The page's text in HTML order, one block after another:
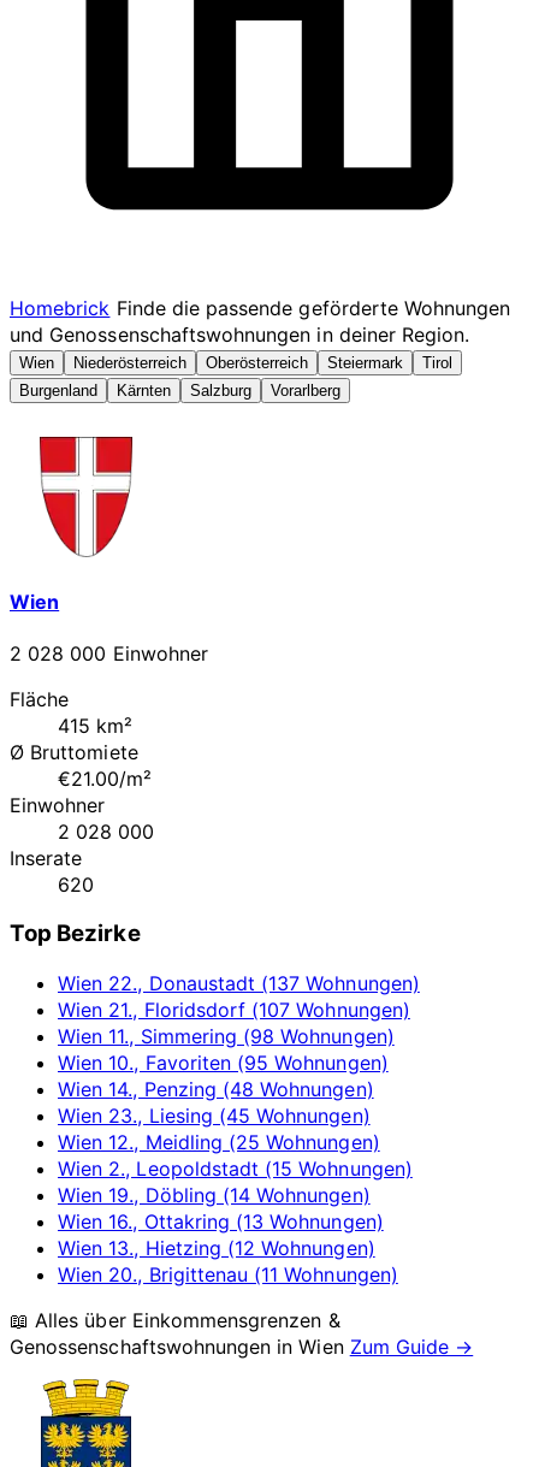
Homebrick Finde die passende geförderte Wohnungen
und Genossenschaftswohnungen in deiner Region.
Wien Niederösterreich Oberösterreich Steiermark
Tirol
Burgenland
Kärnten Salzburg Vorarlberg
Wien
2 028 000 Einwohner
Fläche
415 km²
Ø Bruttomiete
€21.00/m²
Einwohner
2 028 000
Inserate
620
Top Bezirke
Wien 22., Donaustadt (137 Wohnungen)
Wien 21., Floridsdorf (107 Wohnungen)
Wien 11., Simmering (98 Wohnungen)
Wien 10., Favoriten (95 Wohnungen)
Wien 14., Penzing (48 Wohnungen)
Wien 23., Liesing (45 Wohnungen)
Wien 12., Meidling (25 Wohnungen)
Wien 2., Leopoldstadt (15 Wohnungen)
Wien 19., Döbling (14 Wohnungen)
Wien 16., Ottakring (13 Wohnungen)
Wien 13., Hietzing (12 Wohnungen)
Wien 20., Brigittenau (11 Wohnungen)
📖 Alles über Einkommensgrenzen &
Genossenschaftswohnungen inWien Zum Guide →